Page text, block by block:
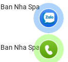
145 năm. Khởi
Black Forest,
vào năm 1873,
đã trở thành một
đầu thế giới.
Nha Spa
Nha Spa Aqua